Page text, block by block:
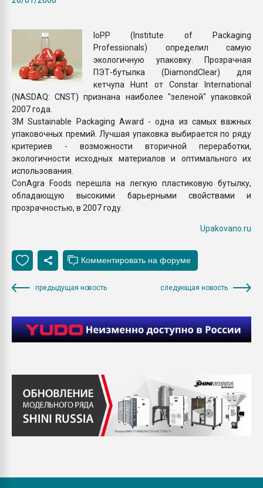
ПЕРЕЙТИ НА
IoPP (Institute of Packaging
Professionals) определил самую
экологичную упаковку. Прозрачная
ПЭТ-бутылка (DiamondClear) для
кетчупа Hunt от Constar International
(NASDAQ: CNST) признана наиболее "зеленой" упаковкой
2007 года.
3M Sustainable Packaging Award - одна из самых важных
упаковочных премий. Лучшая упаковка выбирается по ряду
критериев - возможности вторичной переработки,
экологичности исходных материалов и оптимального их
использования.
ConAgra Foods перешла на легкую пластиковую бутылку,
обладающую высокими барьерными свойствами и
прозрачностью, в 2007 году.
Upakovano.ru
предыдущая новость следующая новость